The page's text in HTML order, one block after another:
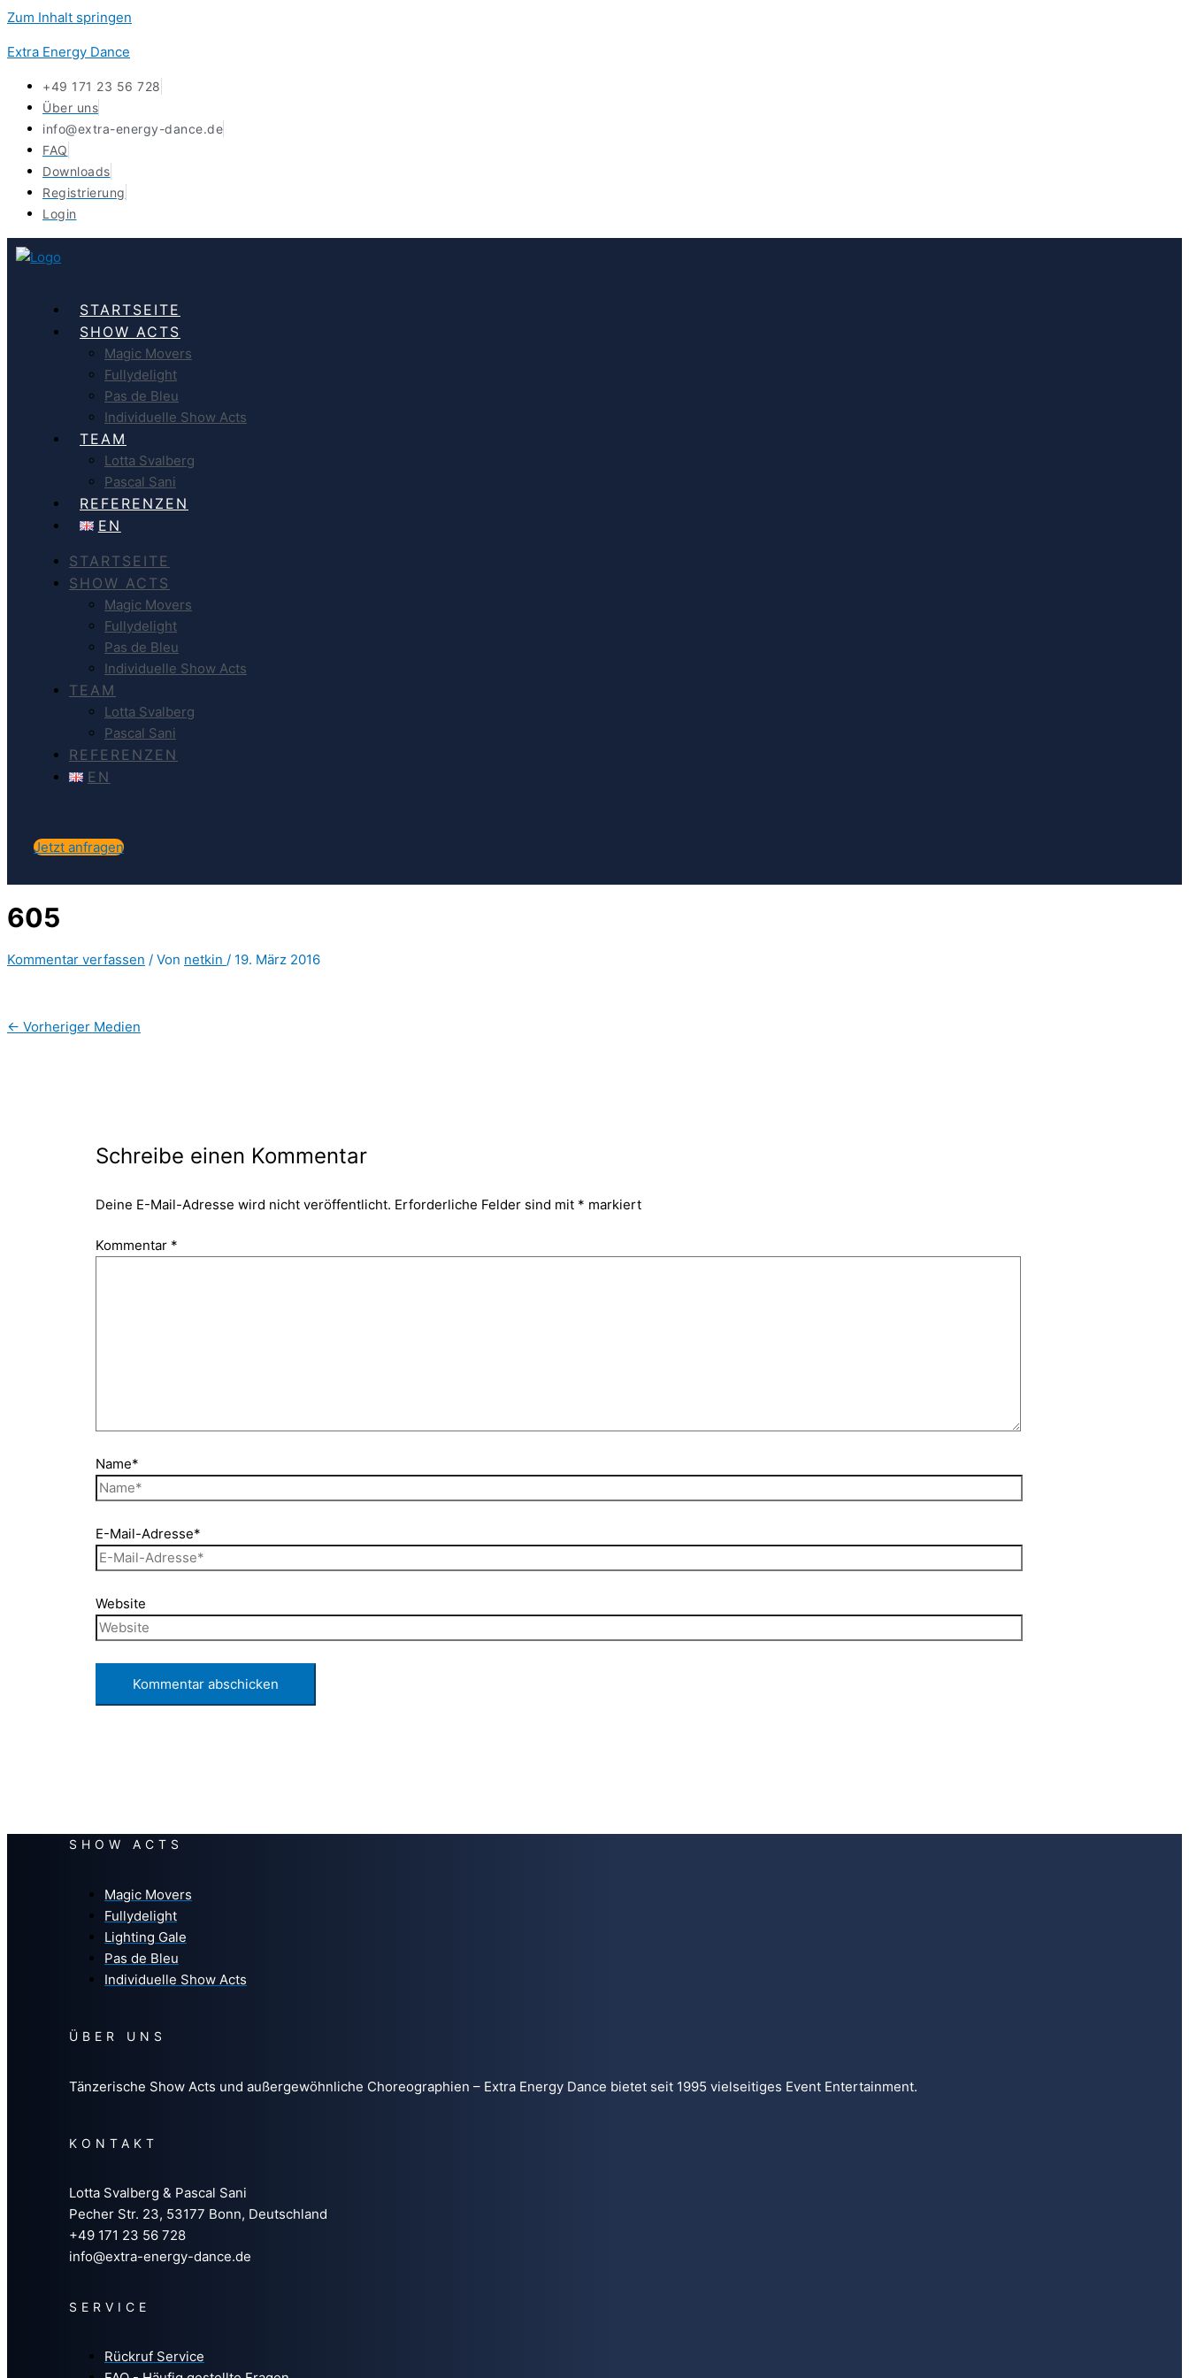
Zum Inhalt springen
Extra Energy Dance
+49 171 23 56 728
Über uns
info@extra-energy-dance.de
FAQ
Downloads
Registrierung
Login
STARTSEITE
SHOW ACTS
Magic Movers
Fullydelight
Pas de Bleu
Individuelle Show Acts
TEAM
Lotta Svalberg
Pascal Sani
REFERENZEN
EN
STARTSEITE
SHOW ACTS
Magic Movers
Fullydelight
Pas de Bleu
Individuelle Show Acts
TEAM
Lotta Svalberg
Pascal Sani
REFERENZEN
EN
Jetzt anfragen
605
Kommentar verfassen / Von netkin / 19. März 2016
← Vorheriger Medien
Schreibe einen Kommentar
Deine E-Mail-Adresse wird nicht veröffentlicht. Erforderliche Felder sind mit * markiert
Kommentar *
Name*
E-Mail-Adresse*
Website
SHOW ACTS
Magic Movers
Fullydelight
Lighting Gale
Pas de Bleu
Individuelle Show Acts
ÜBER UNS
Tänzerische Show Acts und außergewöhnliche Choreographien – Extra Energy Dance bietet seit 1995 vielseitiges Event Entertainment.
KONTAKT
Lotta Svalberg & Pascal Sani
Pecher Str. 23, 53177 Bonn, Deutschland
+49 171 23 56 728
info@extra-energy-dance.de
SERVICE
Rückruf Service